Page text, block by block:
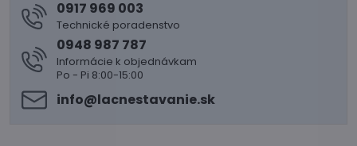
0917 969 003
Technické poradenstvo
0948 987 787
Informácie k objednávkam
Po - Pi 8:00-15:00
info​@lacnestavanie​.sk